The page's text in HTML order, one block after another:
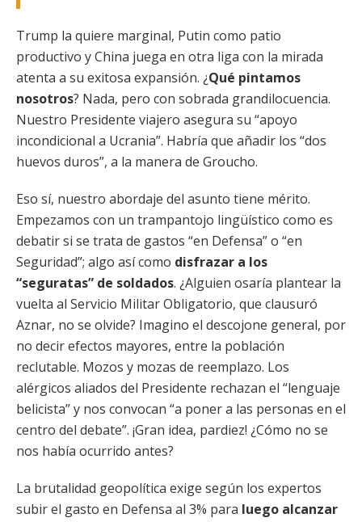
Trump la quiere marginal, Putin como patio
productivo y China juega en otra liga con la mirada
atenta a su exitosa expansión. ¿Qué pintamos
nosotros? Nada, pero con sobrada grandilocuencia.
Nuestro Presidente viajero asegura su “apoyo
incondicional a Ucrania”. Habría que añadir los “dos
huevos duros”, a la manera de Groucho.
Eso sí, nuestro abordaje del asunto tiene mérito.
Empezamos con un trampantojo lingüístico como es
debatir si se trata de gastos “en Defensa” o “en
Seguridad”; algo así como disfrazar a los
“seguratas” de soldados. ¿Alguien osaría plantear la
vuelta al Servicio Militar Obligatorio, que clausuró
Aznar, no se olvide? Imagino el descojone general, por
no decir efectos mayores, entre la población
reclutable. Mozos y mozas de reemplazo. Los
alérgicos aliados del Presidente rechazan el “lenguaje
belicista” y nos convocan “a poner a las personas en el
centro del debate”. ¡Gran idea, pardiez! ¿Cómo no se
nos había ocurrido antes?
La brutalidad geopolítica exige según los expertos
subir el gasto en Defensa al 3% para luego alcanzar